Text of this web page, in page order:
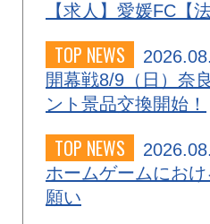
【求人】愛媛FC【
TOP NEWS
開幕戦8/9（日）奈
ント景品交換開始！
TOP NEWS
ホームゲームにお
願い